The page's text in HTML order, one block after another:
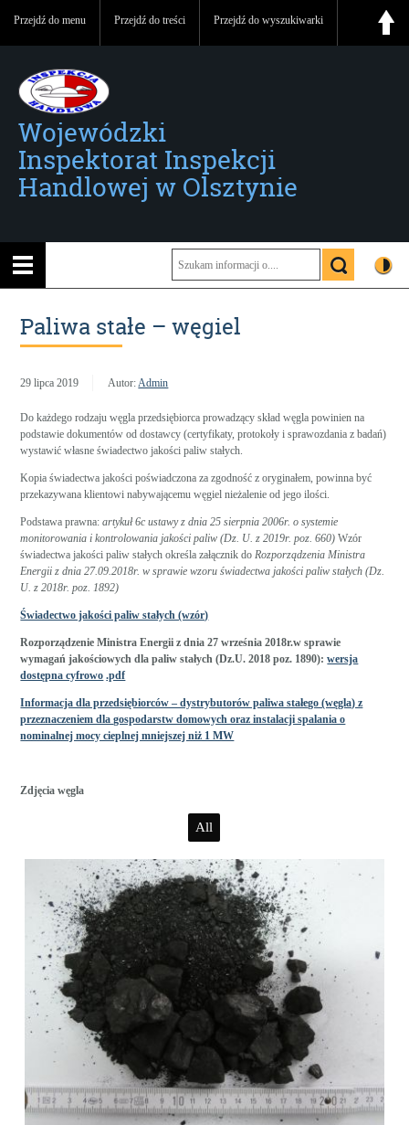
Przejdź do menu Przejdź do treści Przejdź do wyszukiwarki
Wojewódzki
Inspektorat Inspekcji
Handlowej w Olsztynie
Paliwa stałe – węgiel
29 lipca 2019 Autor:Admin
Do każdego rodzaju węgla przedsiębiorca prowadzący skład węgla powinien na
podstawie dokumentów od dostawcy (certyfikaty, protokoły i sprawozdania z badań)
wystawić własne świadectwo jakości paliw stałych.
Kopia świadectwa jakości poświadczona za zgodność z oryginałem, powinna być
przekazywana klientowi nabywającemu węgiel nieżalenie od jego ilości.
Podstawa prawna:artykuł 6c ustawy z dnia 25 sierpnia 2006r. o systemie
monitorowania i kontrolowania jakości paliw (Dz. U. z 2019r. poz. 660)Wzór
świadectwa jakości paliw stałych określa załącznik doRozporządzenia Ministra
Energii z dnia 27.09.2018r. w sprawie wzoru świadectwa jakości paliw stałych (Dz.
U. z 2018r. poz. 1892)
Świadectwo jakości paliw stałych (wzór)
Rozporządzenie Ministra Energii z dnia 27 września 2018r.w sprawie
wymagań jakościowych dla paliw stałych (Dz.U. 2018 poz. 1890):wersja
dostępna cyfrowo .pdf
Informacja dla przedsiębiorców – dystrybutorów paliwa stałego (węgla) z
przeznaczeniem dla gospodarstw domowych oraz instalacji spalania o
nominalnej mocy cieplnej mniejszej niż 1 MW
Zdjęcia węgla
All